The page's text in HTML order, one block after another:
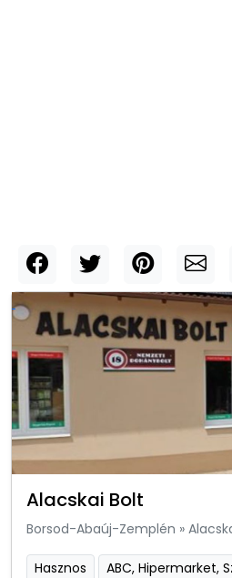
Alacskai Bolt
Borsod-Abaúj-Zemplén »
Hasznos
ABC, Hipermarket,